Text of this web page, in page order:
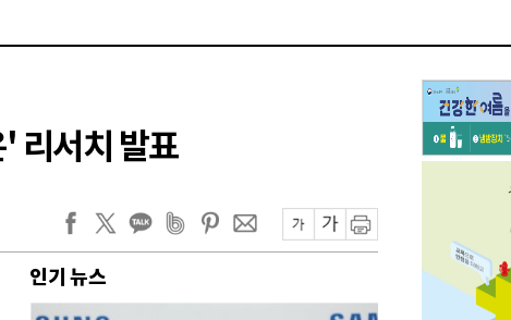
리서치 발표
인기 뉴스